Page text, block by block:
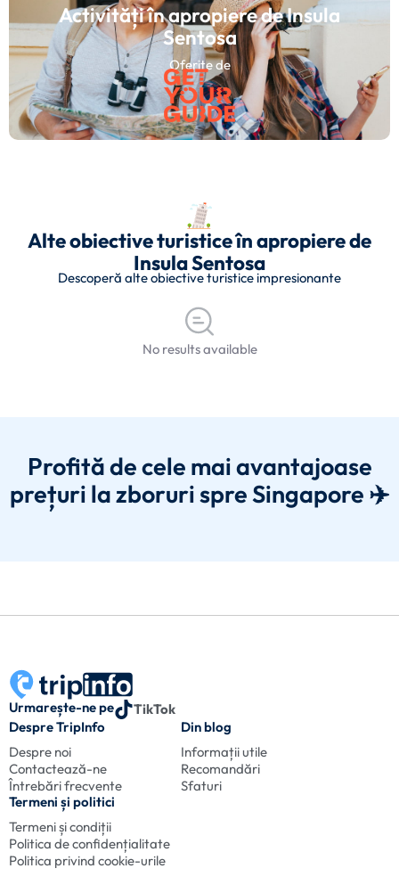
Activități în apropiere de Insula
Sentosa
Oferite de
Alte obiective turistice în apropiere de
Insula Sentosa
Descoperă alte obiective turistice impresionante
No results available
Profită de cele mai avantajoase
prețuri la zboruri spre Singapore ✈️
Urmarește-ne pe
TikTok
Despre TripInfo
Despre noi
Contactează-ne
Întrebări frecvente
Din blog
Informații utile
Recomandări
Sfaturi
Termeni și politici
Termeni și condiții
Politica de confidențialitate
Politica privind cookie-urile